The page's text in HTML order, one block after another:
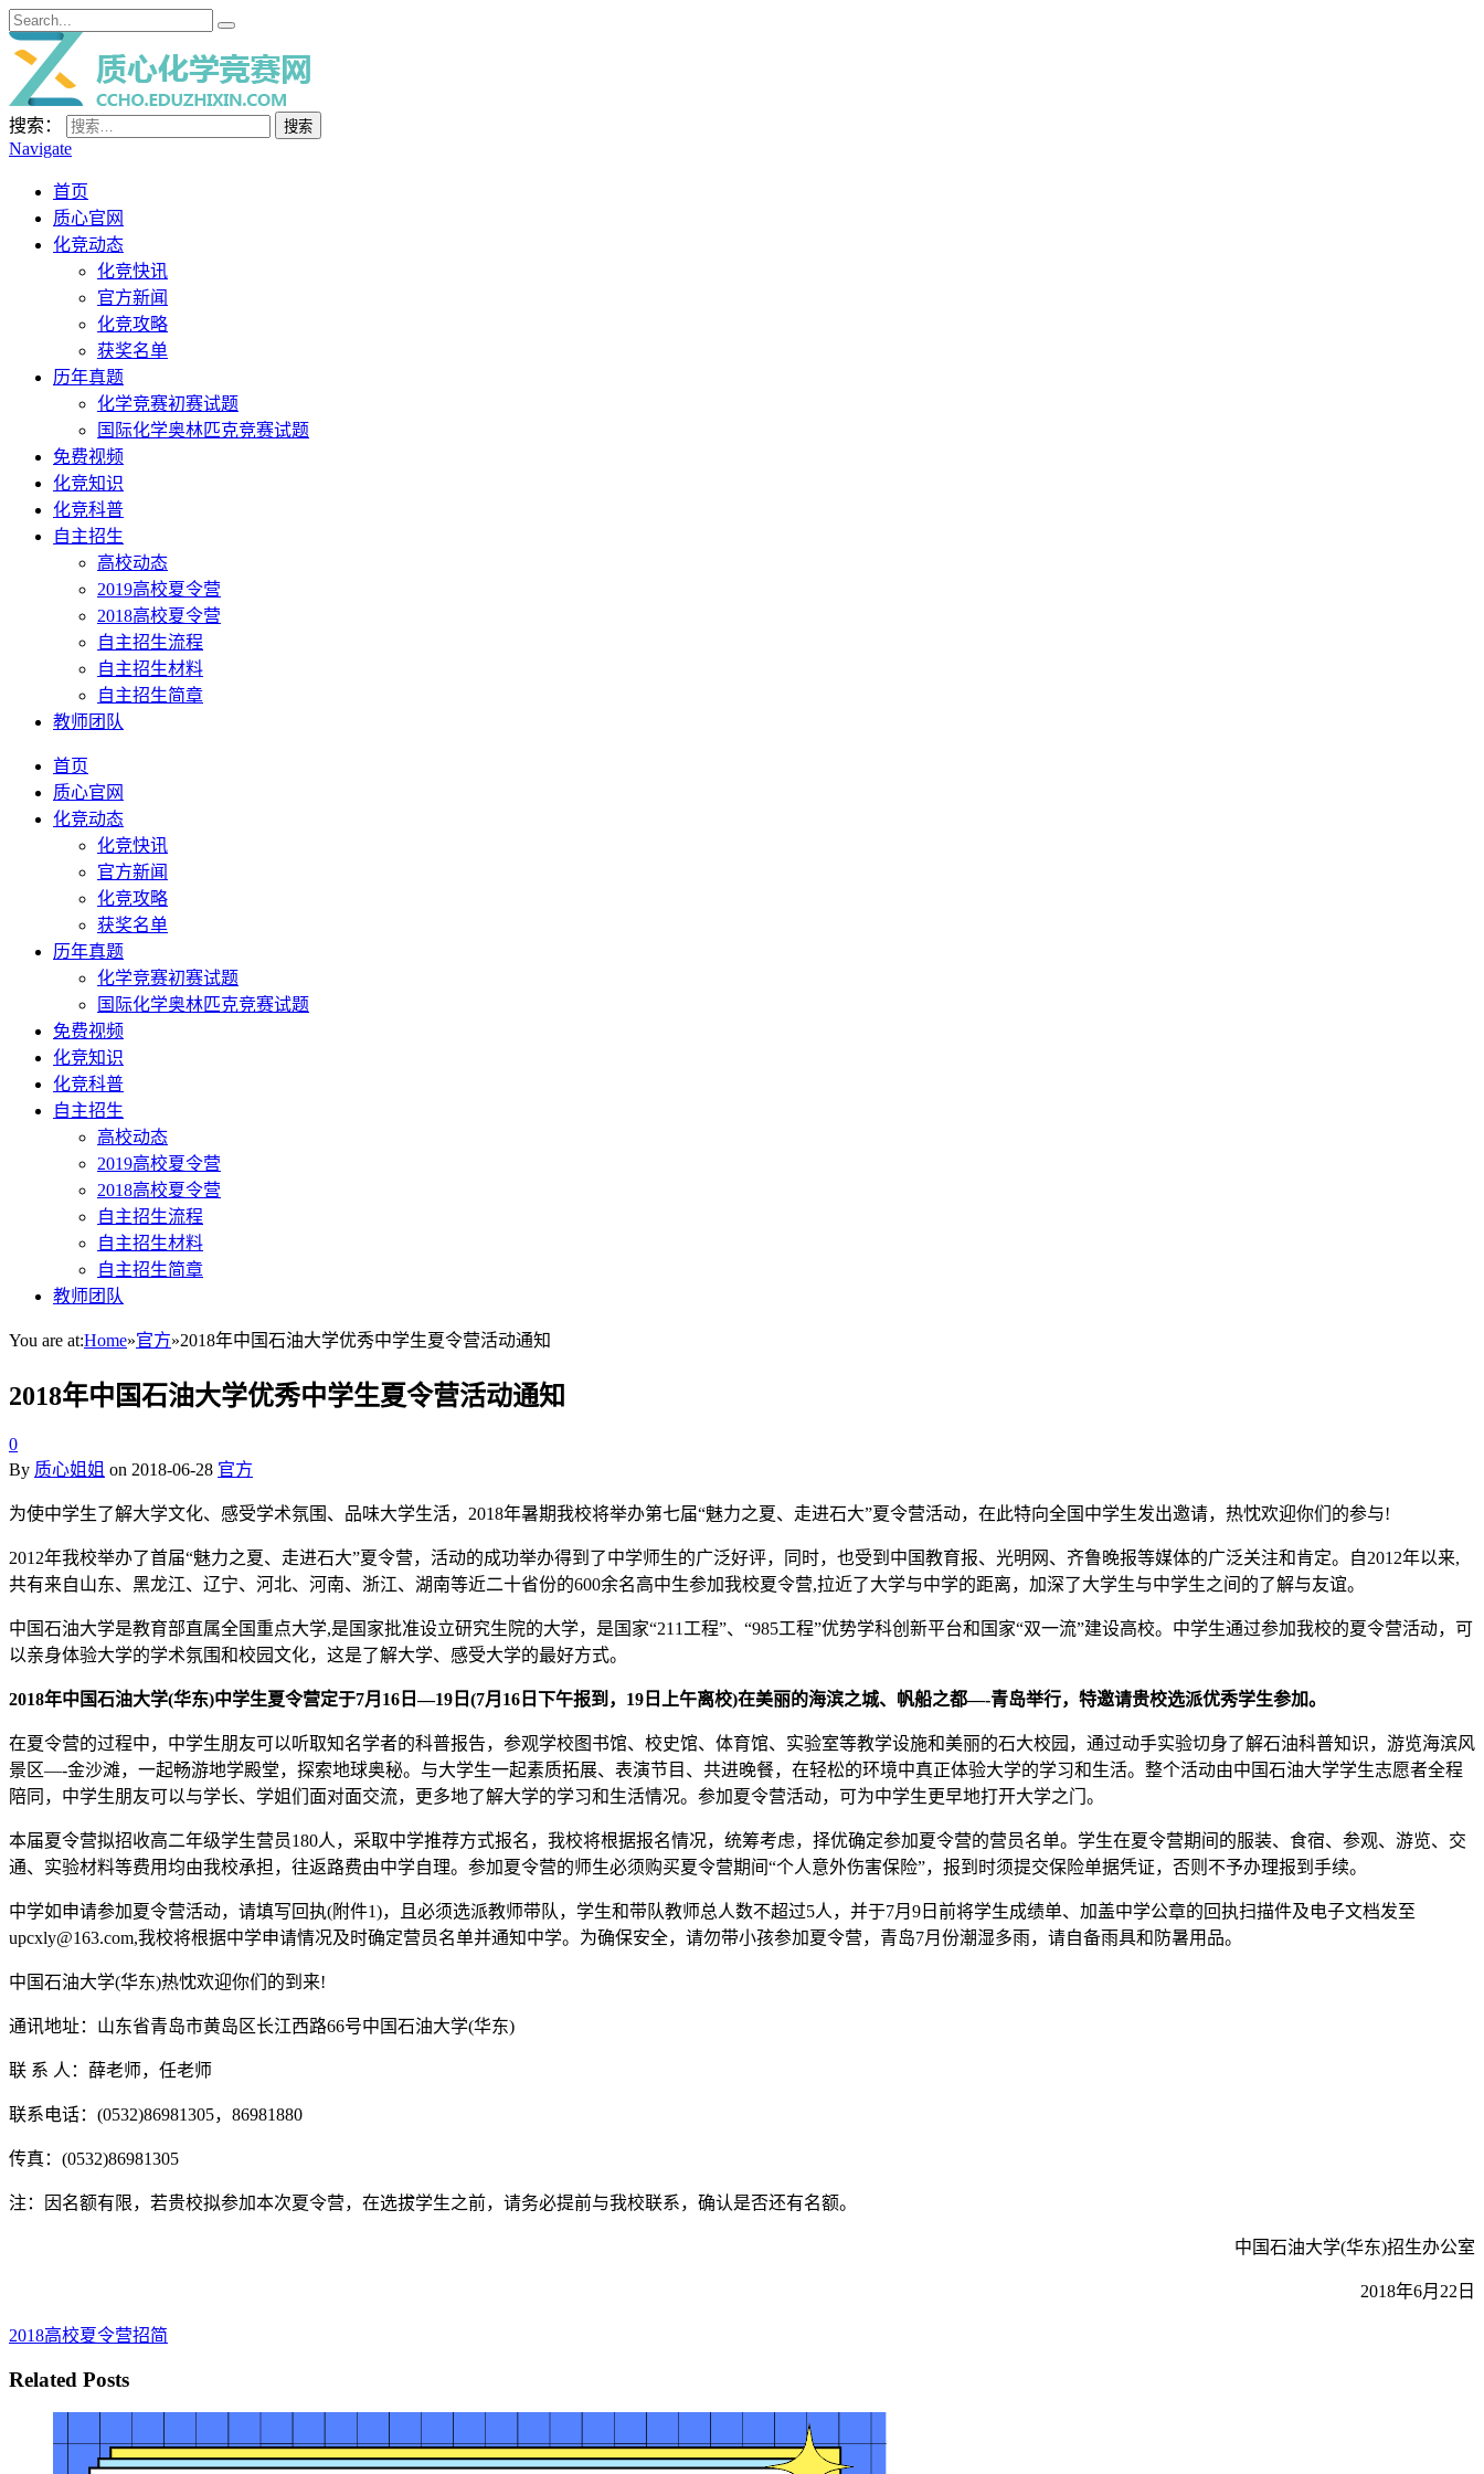
搜索：
Navigate
首页
质心官网
化竞动态
化竞快讯
官方新闻
化竞攻略
获奖名单
历年真题
化学竞赛初赛试题
国际化学奥林匹克竞赛试题
免费视频
化竞知识
化竞科普
自主招生
高校动态
2019高校夏令营
2018高校夏令营
自主招生流程
自主招生材料
自主招生简章
教师团队
首页
质心官网
化竞动态
化竞快讯
官方新闻
化竞攻略
获奖名单
历年真题
化学竞赛初赛试题
国际化学奥林匹克竞赛试题
免费视频
化竞知识
化竞科普
自主招生
高校动态
2019高校夏令营
2018高校夏令营
自主招生流程
自主招生材料
自主招生简章
教师团队
You are at:Home»官方»2018年中国石油大学优秀中学生夏令营活动通知
2018年中国石油大学优秀中学生夏令营活动通知
0
By 质心姐姐 on 2018-06-28 官方
为使中学生了解大学文化、感受学术氛围、品味大学生活，2018年暑期我校将举办第七届“魅力之夏、走进石大”夏令营活动，在此特向全国中学生发出邀请，热忱欢迎你们的参与!
2012年我校举办了首届“魅力之夏、走进石大”夏令营，活动的成功举办得到了中学师生的广泛好评，同时，也受到中国教育报、光明网、齐鲁晚报等媒体的广泛关注和肯定。自2012年以来,
共有来自山东、黑龙江、辽宁、河北、河南、浙江、湖南等近二十省份的600余名高中生参加我校夏令营,拉近了大学与中学的距离，加深了大学生与中学生之间的了解与友谊。
中国石油大学是教育部直属全国重点大学,是国家批准设立研究生院的大学，是国家“211工程”、“985工程”优势学科创新平台和国家“双一流”建设高校。中学生通过参加我校的夏令营活动，可
以亲身体验大学的学术氛围和校园文化，这是了解大学、感受大学的最好方式。
2018年中国石油大学(华东)中学生夏令营定于7月16日—19日(7月16日下午报到，19日上午离校)在美丽的海滨之城、帆船之都—-青岛举行，特邀请贵校选派优秀学生参加。
在夏令营的过程中，中学生朋友可以听取知名学者的科普报告，参观学校图书馆、校史馆、体育馆、实验室等教学设施和美丽的石大校园，通过动手实验切身了解石油科普知识，游览海滨风
景区—-金沙滩，一起畅游地学殿堂，探索地球奥秘。与大学生一起素质拓展、表演节目、共进晚餐，在轻松的环境中真正体验大学的学习和生活。整个活动由中国石油大学学生志愿者全程
陪同，中学生朋友可以与学长、学姐们面对面交流，更多地了解大学的学习和生活情况。参加夏令营活动，可为中学生更早地打开大学之门。
本届夏令营拟招收高二年级学生营员180人，采取中学推荐方式报名，我校将根据报名情况，统筹考虑，择优确定参加夏令营的营员名单。学生在夏令营期间的服装、食宿、参观、游览、交
通、实验材料等费用均由我校承担，往返路费由中学自理。参加夏令营的师生必须购买夏令营期间“个人意外伤害保险”，报到时须提交保险单据凭证，否则不予办理报到手续。
中学如申请参加夏令营活动，请填写回执(附件1)，且必须选派教师带队，学生和带队教师总人数不超过5人，并于7月9日前将学生成绩单、加盖中学公章的回执扫描件及电子文档发至
upcxly@163.com,我校将根据中学申请情况及时确定营员名单并通知中学。为确保安全，请勿带小孩参加夏令营，青岛7月份潮湿多雨，请自备雨具和防暑用品。
中国石油大学(华东)热忱欢迎你们的到来!
通讯地址：山东省青岛市黄岛区长江西路66号中国石油大学(华东)
联 系 人：薛老师，任老师
联系电话：(0532)86981305，86981880
传真：(0532)86981305
注：因名额有限，若贵校拟参加本次夏令营，在选拔学生之前，请务必提前与我校联系，确认是否还有名额。
中国石油大学(华东)招生办公室
2018年6月22日
2018高校夏令营招简
Related Posts